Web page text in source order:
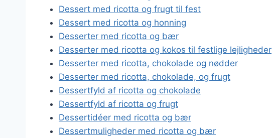
Dessert med ricotta og frugt til fest
Dessert med ricotta og honning
Desserter med ricotta og bær
Desserter med ricotta og kokos til festlige lejligheder
Desserter med ricotta, chokolade og nødder
Desserter med ricotta, chokolade, og frugt
Dessertfyld af ricotta og chokolade
Dessertfyld af ricotta og frugt
Dessertidéer med ricotta og bær
Dessertmuligheder med ricotta og bær